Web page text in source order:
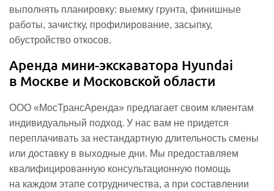
выполнять планировку: выемку грунта, финишные
работы, зачистку, профилирование, засыпку,
обустройство откосов.
Аренда мини-экскаватора Hyundai
в Москве и Московской области
ООО «МосТрансАренда» предлагает своим клиентам
индивидуальный подход. У нас вам не придется
переплачивать за нестандартную длительность смены
или доставку в выходные дни. Мы предоставляем
квалифицированную консультационную помощь
на каждом этапе сотрудничества, а при составлении